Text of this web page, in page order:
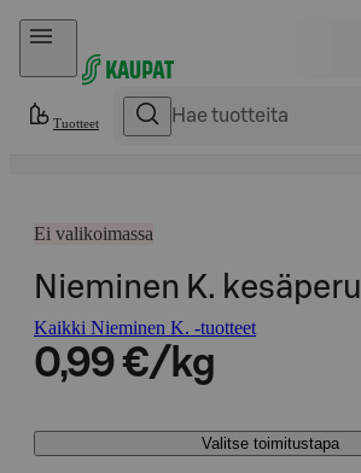
Hyppää sisältöön
Tuotteet
Ei valikoimassa
Nieminen K.
Kaikki Nieminen K. -tuotteet
0,99 €/kg
Valitse toimitustapa